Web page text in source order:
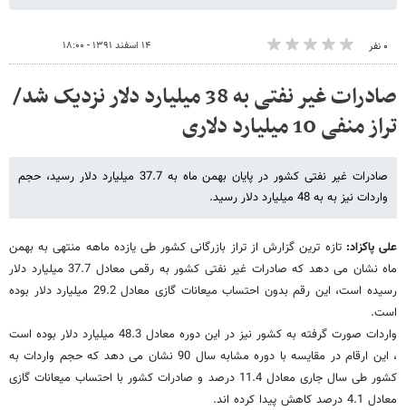
۰ نفر ۱۴ اسفند ۱۳۹۱ - ۱۸:۰۰
صادرات غیر نفتی به 38 میلیارد دلار نزدیک شد/
تراز منفی 10 میلیارد دلاری
صادرات غیر نفتی کشور در پایان بهمن ماه به 37.7 میلیارد دلار رسید، حجم
واردات نیز به به 48 میلیارد دلار رسید.
علی پاکزاد: تازه ترین گزارش از تراز بازرگانی کشور طی یازده ماهه منتهی به بهمن
ماه نشان می دهد که صادرات غیر نفتی کشور به رقمی معادل 37.7 میلیارد دلار
رسیده است، این رقم بدون احتساب میعانات گازی معادل 29.2 میلیارد دلار بوده
است.
واردات صورت گرفته به کشور نیز در این دوره معادل 48.3 میلیارد دلار بوده است
، این ارقام در مقایسه با دوره مشابه سال 90 نشان می دهد که حجم واردات به
کشور طی سال جاری معادل 11.4 درصد و صادرات کشور با احتساب میعانات گازی
معادل 4.1 درصد کاهش پیدا کرده اند.